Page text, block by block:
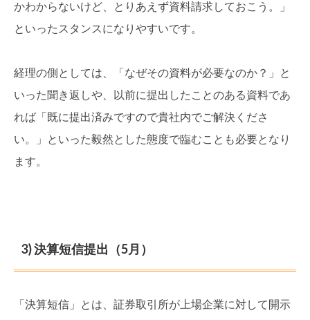
かわからないけど、とりあえず資料請求しておこう。」
といったスタンスになりやすいです。
経理の側としては、「なぜその資料が必要なのか？」と
いった聞き返しや、以前に提出したことのある資料であ
れば「既に提出済みですので貴社内でご解決くださ
い。」といった毅然とした態度で臨むことも必要となり
ます。
3) 決算短信提出（5月）
「決算短信」とは、証券取引所が上場企業に対して開示